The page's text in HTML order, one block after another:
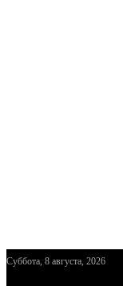
Суббота, 8 августа, 2026